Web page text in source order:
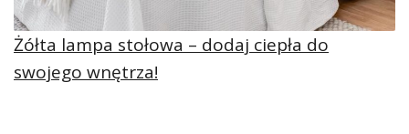
Żółta lampa stołowa – dodaj ciepła do
swojego wnętrza!